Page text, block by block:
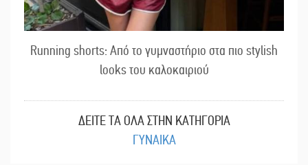
Running shorts: Από το γυμναστήριο στα πιο stylish
looks του καλοκαιριού
ΔΕΙΤΕ ΤΑ ΟΛΑ ΣΤΗΝ ΚΑΤΗΓΟΡΙΑ
ΓΥΝΑΙΚΑ